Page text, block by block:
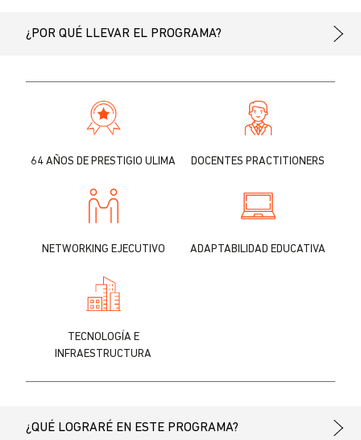
¿POR QUÉ LLEVAR EL PROGRAMA?
64 AÑOS DE PRESTIGIO ULIMA DOCENTES PRACTITIONERS
NETWORKING EJECUTIVO ADAPTABILIDAD EDUCATIVA
TECNOLOGÍA E
INFRAESTRUCTURA
¿QUÉ LOGRARÉ EN ESTE PROGRAMA?